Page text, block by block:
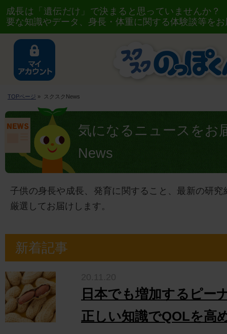
成長は「遺伝だけ」で決まると思っていませんか
要な知識やデータ、身長・体重に関する体験談等を
TOPページ » スクスクNews
気になるニュースをお
News
子供の身長や成長、発育に関すること、最新の研
厳選してお届けします。
新着記事
日本でも増加するピー
正しい知識でQOLを高